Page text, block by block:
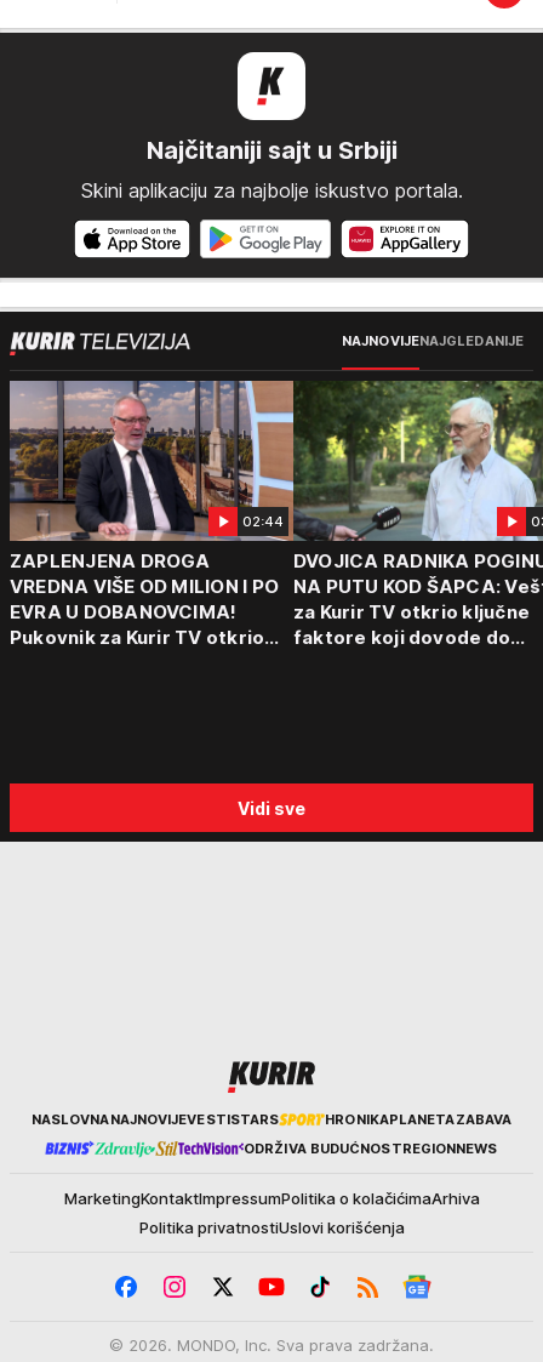
Najčitaniji sajt u Srbiji
Skini aplikaciju za najbolje iskustvo portala.
NAJNOVIJENAJGLEDANIJE
02:44
ZAPLENJENA DROGA
VREDNA VIŠE OD MILION I PO
EVRA U DOBANOVCIMA!
Pukovnik za Kurir TV otkrio
DVOJICA RADNIKA
NA PUTU KOD ŠAPCA:
za Kurir TV otkrio ključne
faktore koji dovode do
Vidi sve
KurirNASLOVNANAJNOVIJEVESTISTARS HRONIKAPLANETAZABAVA
ODRŽIVA BUDUĆNOSTREGIONNEWS
MarketingKontaktImpressumPolitika o kolačićimaArhiva
Politika privatnostiUslovi korišćenja
© 2026. MONDO, Inc. Sva prava zadržana.